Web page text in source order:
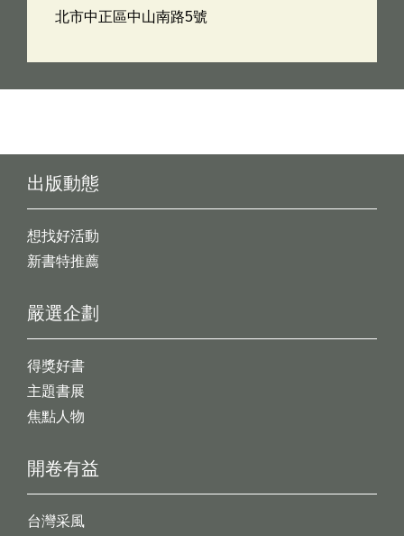
北市中正區中山南路5號
出版動態
想找好活動
新書特推薦
開卷有益
台灣采風
嚴選企劃
得獎好書
主題書展
焦點人物